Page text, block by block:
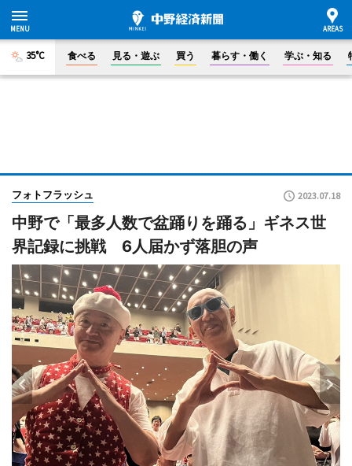
35°C 食べる 見る・遊ぶ 買う 暮らす・働く 学ぶ・知る
フォトフラッシュ 2023.07.18
中野で「最多人数で盆踊りを踊る」ギネス世
界記録に挑戦 6人届かず落胆の声